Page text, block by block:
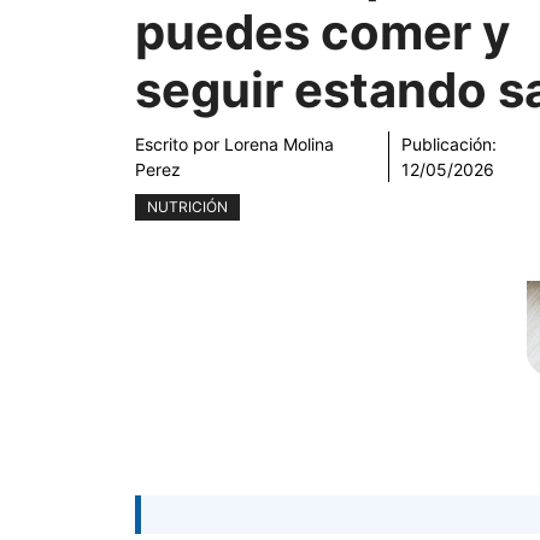
puedes comer y
seguir estando
Escrito por Lorena Molina
Perez
Publicación:
12/05/2026
NUTRICIÓN